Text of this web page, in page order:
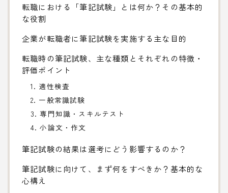
転職における「筆記試験」とは何か？その基本的
な役割
企業が転職者に筆記試験を実施する主な目的
転職時の筆記試験、主な種類とそれぞれの特徴・
評価ポイント
1. 適性検査
2. 一般常識試験
3. 専門知識・スキルテスト
4. 小論文・作文
筆記試験の結果は選考にどう影響するのか？
筆記試験に向けて、まず何をすべきか？基本的な
心構え